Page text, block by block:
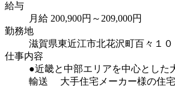
給与
月給 200,900円～209,000円
勤務地
滋賀県東近江市北花沢町百々１０
仕事内容
●近畿と中部エリアを中心とした
輸送 大手住宅メーカー様の住宅